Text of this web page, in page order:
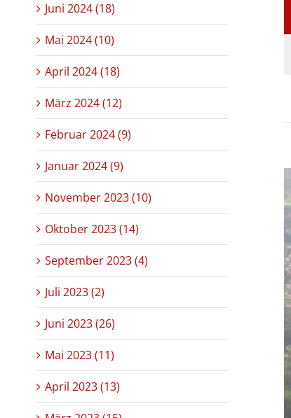
Juni 2024 (18)
Mai 2024 (10)
April 2024 (18)
März 2024 (12)
Februar 2024 (9)
Januar 2024 (9)
November 2023 (10)
Oktober 2023 (14)
September 2023 (4)
Juli 2023 (2)
Juni 2023 (26)
Mai 2023 (11)
April 2023 (13)